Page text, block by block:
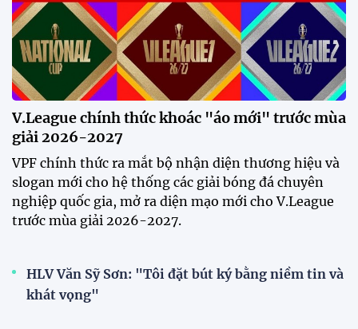
V.League chính thức khoác "áo mới" trước mùa
giải 2026-2027
VPF chính thức ra mắt bộ nhận diện thương hiệu và
slogan mới cho hệ thống các giải bóng đá chuyên
nghiệp quốc gia, mở ra diện mạo mới cho V.League
trước mùa giải 2026-2027.
HLV Văn Sỹ Sơn: "Tôi đặt bút ký bằng niềm tin và
khát vọng"